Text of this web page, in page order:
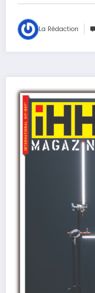
La Rédaction